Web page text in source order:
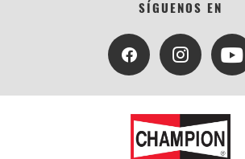
SÍGUENOS EN